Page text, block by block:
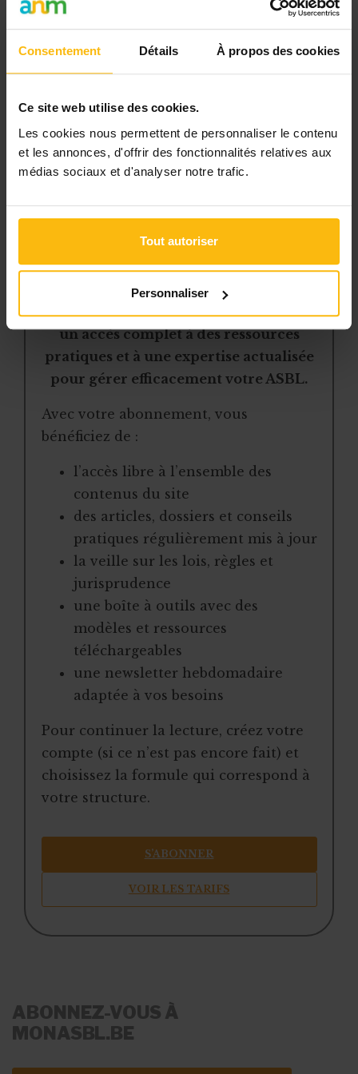
Consentement Détails À propos des cookies
Ce site web utilise des cookies.
Les cookies nous permettent de personnaliser le contenu
et les annonces, d'offrir des fonctionnalités relatives aux
médias sociaux et d'analyser notre trafic.
Tout autoriser
Personnaliser
volontariat vise toute activité exercée sans rétribution,
ni obligation, au profit d’une ou de plusieurs personnes
autres que celle qui exerce l’activité, d’un groupe ou d’une
organisation ou encore de la collectivité dans son
ensemble, et qui est organisée par une or
Cet article est réservé aux
abonnés
L’abonnement MonASBL vous donne
un accès complet à des ressources
pratiques et à une expertise actualisée
pour gérer efficacement votre ASBL.
Avec votre abonnement, vous
bénéficiez de :
l’accès libre à l’ensemble des
contenus du site
des articles, dossiers et conseils
pratiques régulièrement mis à jour
la veille sur les lois, règles et
jurisprudence
une boîte à outils avec des
modèles et ressources
téléchargeables
une newsletter hebdomadaire
adaptée à vos besoins
Pour continuer la lecture, créez votre
compte (si ce n’est pas encore fait) et
choisissez la formule qui correspond à
votre structure.
S’ABONNER
VOIR LES TARIFS
ABONNEZ-VOUS À
MONASBL.BE